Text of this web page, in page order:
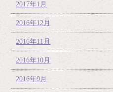
2017年1月
2016年12月
2016年11月
2016年10月
2016年9月